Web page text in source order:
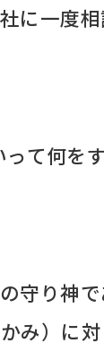
一度相
って何を
守り神
み）に